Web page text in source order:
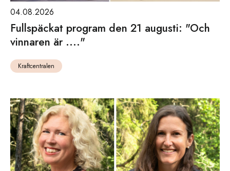
04.08.2026
Fullspäckat program den 21 augusti: "Och
vinnaren är ...."
Kraftcentralen